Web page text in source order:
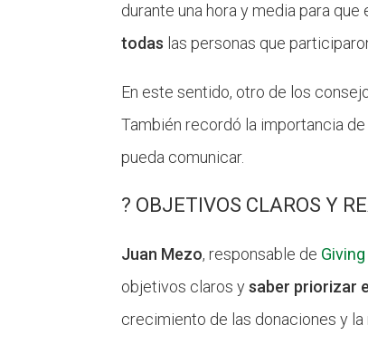
durante una hora y media para
todas las personas que
En este sentido, otro de los
También recordó la importancia
pueda comunicar.
? OBJETIVOS CLAROS Y
Juan Mezo, responsable de
objetivos claros ysaber priorizar
crecimiento de las donaciones y la